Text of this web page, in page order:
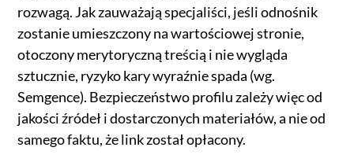
rozwagą. Jak zauważają specjaliści, jeśli odnośnik
zostanie umieszczony na wartościowej stronie,
otoczony merytoryczną treścią i nie wygląda
sztucznie, ryzyko kary wyraźnie spada (wg.
Semgence). Bezpieczeństwo profilu zależy więc od
jakości źródeł i dostarczonych materiałów, a nie od
samego faktu, że link został opłacony.